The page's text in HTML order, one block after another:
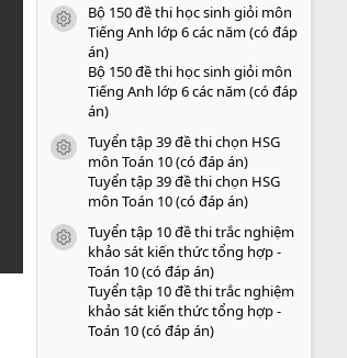
icon tài liệu
Bộ 150 đề thi học sinh giỏi môn
Tiếng Anh lớp 6 các năm (có đáp
án)
Bộ 150 đề thi học sinh giỏi môn
Tiếng Anh lớp 6 các năm (có đáp
án)
icon tài liệu
Tuyển tập 39 đề thi chọn HSG
môn Toán 10 (có đáp án)
Tuyển tập 39 đề thi chọn HSG
môn Toán 10 (có đáp án)
icon tài liệu
Tuyển tập 10 đề thi trắc nghiệm
khảo sát kiến thức tổng hợp -
Toán 10 (có đáp án)
Tuyển tập 10 đề thi trắc nghiệm
khảo sát kiến thức tổng hợp -
Toán 10 (có đáp án)